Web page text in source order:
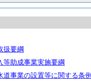
扱要綱
等助成事業実施要綱
事業の設置等に関する条例